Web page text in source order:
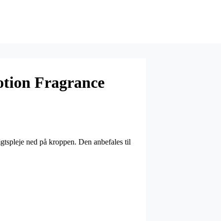
Fragrance
ned på kroppen. Den anbefales til